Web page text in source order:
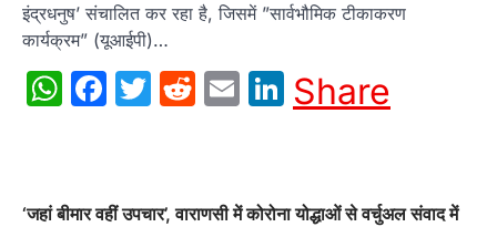
इंद्रधनुष’ संचालित कर रहा है, जिसमें ”सार्वभौमिक टीकाकरण
कार्यक्रम” (यूआईपी)…
WhatsApp
Facebook
Twitter
Reddit
EmailLinkedIn
Share
‘जहां बीमार वहीं उपचार’, वाराणसी में कोरोना योद्धाओं से वर्चुअल संवाद में